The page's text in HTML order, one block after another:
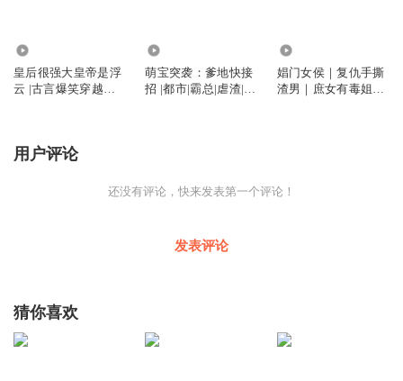
皇后很强大皇帝是浮
云 |古言爆笑穿越多
萌宝突袭：爹地快接
招 |都市|霸总|虐渣|多
娼门女侯｜复仇手撕
渣男｜庶女有毒姐妹
用户评论
还没有评论，快来发表第一个评论！
发表评论
猜你喜欢